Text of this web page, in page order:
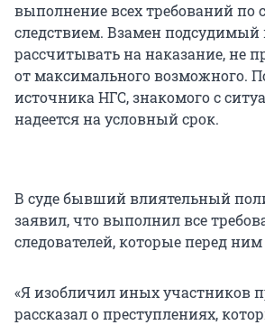
выполнение всех требований по
следствием. Взамен
рассчитывать на наказание, не
от максимального возможного.
источника НГС, знакомого с
надеется на условный срок.
В суде бывший влиятельный
заявил, что выполнил все
следователей, которые перед
«Я изобличил иных участников
рассказал о преступлениях,